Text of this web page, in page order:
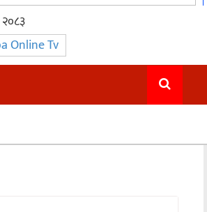
Online Tv